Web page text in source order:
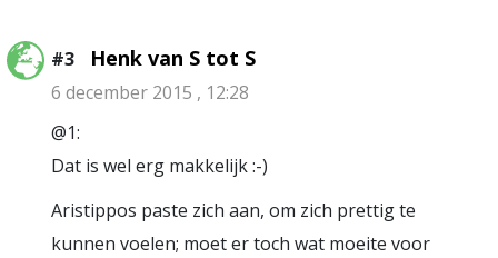
#3 Henk van S tot S
6 december 2015 , 12:28
@1:
Dat is wel erg makkelijk :-)
Aristippos paste zich aan, om zich prettig te
kunnen voelen; moet er toch wat moeite voor